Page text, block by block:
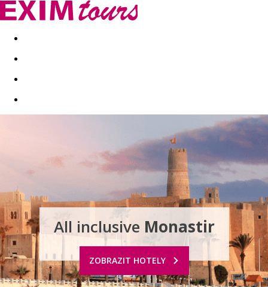
Akční nabídky Last minute
All inclusive Monastir
ZOBRAZIT HOTELY